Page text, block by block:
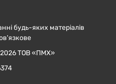
будь-яких матеріалів
2026 ТОВ «ПМХ»